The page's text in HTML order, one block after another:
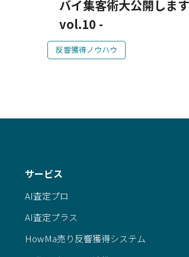
バイ集客術大公開しま
vol.10 -
反響獲得ノウハウ
サービス
AI査定プロ
AI査定プラス
HowMa売り反響獲得システム